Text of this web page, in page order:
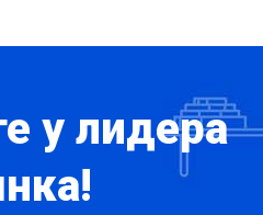
у лидера